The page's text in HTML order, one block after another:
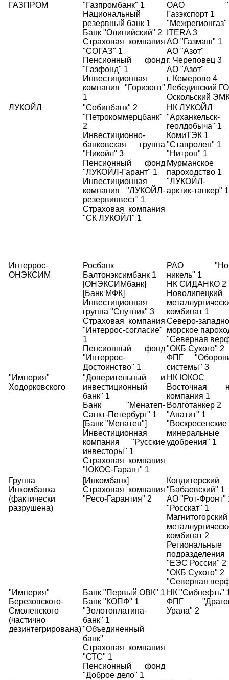
ГАЗПРОМ
"Газпромбанк" 1
Национальный
резервный банк 1
Банк "Олипийский" 2
Страховая компания
"СОГАЗ" 1
Пенсионный фонд
"Газфонд" 1
Инвестиционная
компания "Горизонт"
1
ОАО
Газэкспорт 1
"Межрегионгаз"
ITERA 3
АО "Газмаш" 1
АО "Азот"
г. Череповец 3
АО "Азот"
г. Кемерово 4
Лебединский
Оскольский
ЛУКОЙЛ
"Собинбанк" 2
"Петрокоммерцбанк"
2
Инвестиционно-
банковская группа
"Никойл" 3
Пенсионный фонд
"ЛУКОЙЛ-Гарант" 1
Инвестиционная
компания "ЛУКОЙЛ-
резервинвест" 1
Страховая компания
"СК ЛУКОЙЛ" 1
НК ЛУКОЙЛ
"Арханкельск-
геолдобыча" 1
КомиТЭК 1
"Ставролен" 1
"Нитрон" 1
Мурманское
пароходство 1
"ЛУКОЙЛ-
арктик-танкер" 1
Интеррос-
ОНЭКСИМ
Росбанк
Балтонэксимбанк 1
[ОНЭКСИМбанк]
[Банк МФК]
Инвестиционная
группа "Спутник" 3
Страховая компания
"Интеррос-согласие"
1
Пенсионный фонд
"Интеррос-
Достоинство" 1
РАО
никель" 1
НК СИДАНКО 2
Новолипецкий
комбинат 1
Северо-
морское
"Северная
"ОКБ Сухого" 2
ФПГ
системы" 3
"Империя"
Ходорковского
"Доверительный и
инвестиционный
банк" 1
Банк "Менатеп-
Санкт-Петербург" 1
[Банк "Менатеп"]
Инвестиционная
компания "Русские
инвесторы" 1
Страховая компания
"ЮКОС-Гарант" 1
НК ЮКОС
Восточная
компания 1
Волготанкер 2
"Апатит" 1
"Воскресенские
минеральные
удобрения" 1
Группа
Инкомбанка
(фактически
разрушена)
[Инкомбанк]
Страховая компания
"Ресо-Гарантия" 2
Кондитерский
"Бабаевский" 1
АО "Рот-Фронт"
"Росскат" 1
Магнитогорский
комбинат 2
Региональные
"ЕЭС России" 2
"ОКБ Сухого" 2
"Северная
"Империя"
Березовского-
Смоленского
(частично
дезинтегрирована)
Банк "Первый ОВК" 1
Банк "КОПФ" 1
"Золотоплатина-
банк" 1
"Объединенный
банк"
Страховая компания
"СТС" 1
Пенсионный фонд
"Доброе дело" 1
НК "Сибнефть"
ФПГ
Урала" 2